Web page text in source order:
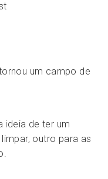
um campo de
ideia de ter um
outro para as